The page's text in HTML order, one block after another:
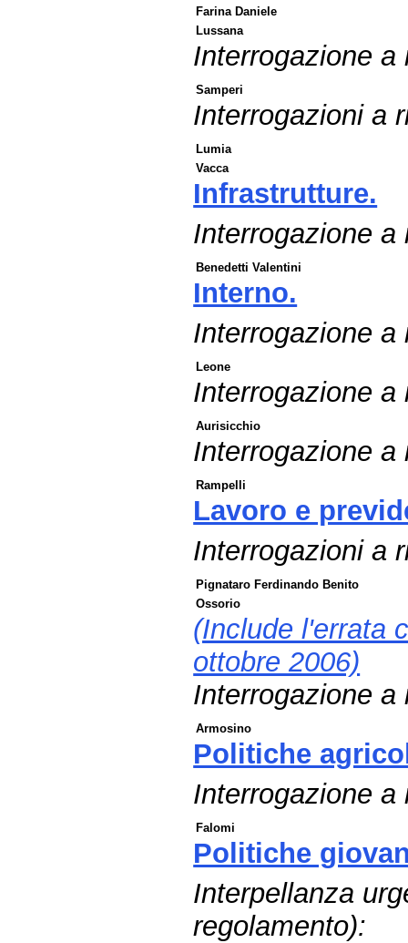
Farina Daniele
Lussana
Interrogazione
Samperi
Interrogazioni a
Lumia
Vacca
Infrastrutture.
Interrogazione
Benedetti Valentini
Interno.
Interrogazione
Leone
Interrogazione
Aurisicchio
Interrogazione
Rampelli
Lavoro e
Interrogazioni a
Pignataro Ferdinando Benito
Ossorio
(Include l'errata
ottobre 2006)
Interrogazione
Armosino
Politiche
Interrogazione a
Falomi
Politiche
Interpellanza
regolamento):